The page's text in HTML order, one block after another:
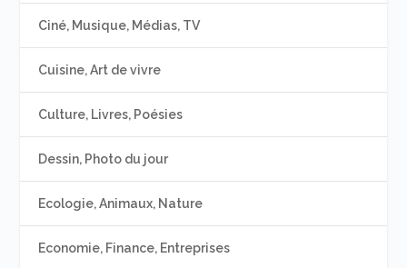
Ciné, Musique, Médias, TV
Cuisine, Art de vivre
Culture, Livres, Poésies
Dessin, Photo du jour
Ecologie, Animaux, Nature
Economie, Finance, Entreprises